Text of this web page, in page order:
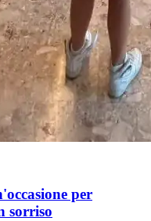
per
sorriso